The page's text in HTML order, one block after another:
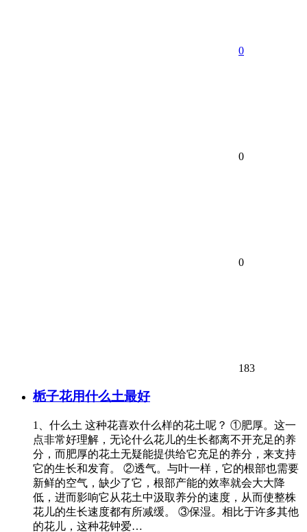
0
0
0
183
栀子花用什么土最好
1、什么土 这种花喜欢什么样的花土呢？ ①肥厚。这一
点非常好理解，无论什么花儿的生长都离不开充足的养
分，而肥厚的花土无疑能提供给它充足的养分，来支持
它的生长和发育。 ②透气。与叶一样，它的根部也需要
新鲜的空气，缺少了它，根部产能的效率就会大大降
低，进而影响它从花土中汲取养分的速度，从而使整株
花儿的生长速度都有所减缓。 ③保湿。相比于许多其他
的花儿，这种花钟爱…